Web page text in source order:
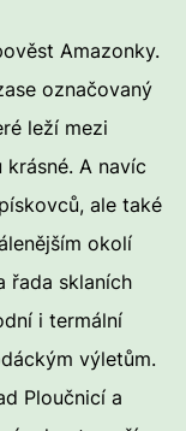
Amazonky.
označovaný
leží mezi
A navíc
ale také
okolí
řada sklaních
i termální
výletům.
Ploučnicí a